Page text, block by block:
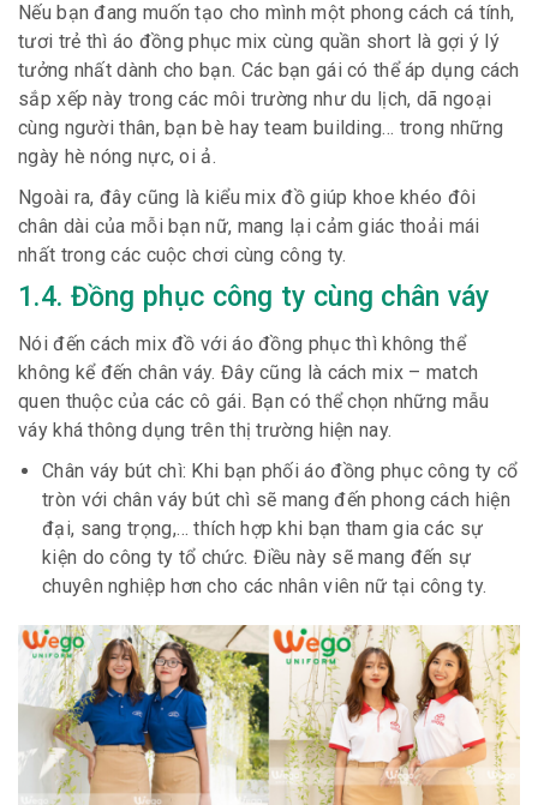
Nếu bạn đang muốn tạo cho mình một phong cách cá tính,
tươi trẻ thì áo đồng phục mix cùng quần short là gợi ý lý
tưởng nhất dành cho bạn. Các bạn gái có thể áp dụng cách
sắp xếp này trong các môi trường như du lịch, dã ngoại
cùng người thân, bạn bè hay team building… trong những
ngày hè nóng nực, oi ả.
Ngoài ra, đây cũng là kiểu mix đồ giúp khoe khéo đôi
chân dài của mỗi bạn nữ, mang lại cảm giác thoải mái
nhất trong các cuộc chơi cùng công ty.
1.4. Đồng phục công ty cùng chân váy
Nói đến cách mix đồ với áo đồng phục thì không thể
không kể đến chân váy. Đây cũng là cách mix – match
quen thuộc của các cô gái. Bạn có thể chọn những mẫu
váy khá thông dụng trên thị trường hiện nay.
Chân váy bút chì: Khi bạn phối áo đồng phục công ty cổ
tròn với chân váy bút chì sẽ mang đến phong cách hiện
đại, sang trọng,… thích hợp khi bạn tham gia các sự
kiện do công ty tổ chức. Điều này sẽ mang đến sự
chuyên nghiệp hơn cho các nhân viên nữ tại công ty.